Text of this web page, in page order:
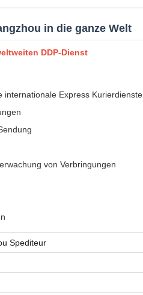
in die ganze Welt
DDP-Dienst
internationale Express Kurierdienste
von Verbringungen
Spediteur